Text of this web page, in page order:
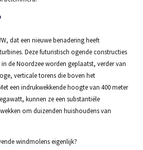
dat een nieuwe benadering heeft
Deze futuristisch ogende constructies
de Noordzee worden geplaatst, verder van
verticale torens die boven het
een indrukwekkende hoogte van 400 meter
kunnen ze een substantiële
om duizenden huishoudens van
windmolens eigenlijk?